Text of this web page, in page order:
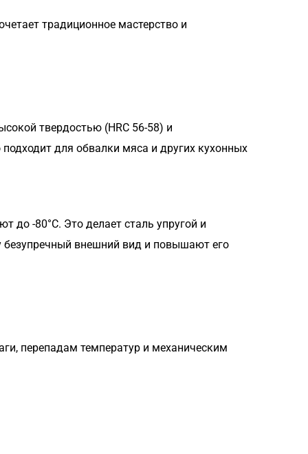
традиционное мастерство и
твердостью (HRC 56-58) и
для обвалки мяса и других кухонных
до -80°C. Это делает сталь упругой и
внешний вид и повышают его
перепадам температур и механическим